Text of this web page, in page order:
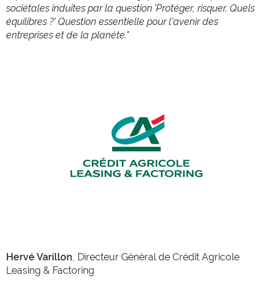
sociétales induites par la question 'Protéger, risquer. Quels
équilibres ?' Question essentielle pour l'avenir des
entreprises et de la planète."
Hervé Varillon, Directeur Général de Crédit Agricole
Leasing & Factoring